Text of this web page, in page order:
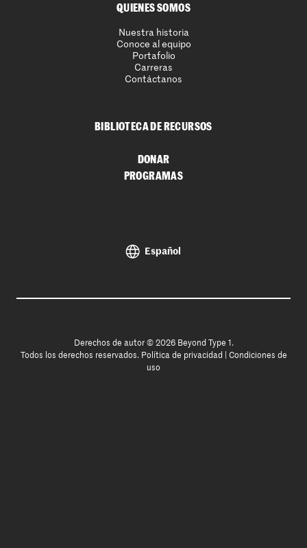
QUIENES SOMOS
Nuestra historia
Conoce al equipo
Portafolio
Carreras
Contáctanos
BIBLIOTECA DE RECURSOS
DONAR
PROGRAMAS
Español
Derechos de autor © 2026 Beyond Type 1.
Todos los derechos reservados. Política de privacidad
Condiciones de
uso